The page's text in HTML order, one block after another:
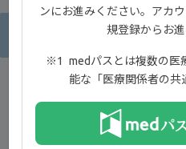
IBD患者と医師の薬剤
とジセレカ® 錠の有用性
ンにお進みください。アカ
規登録からお進
medパスとは複数の医
能な「医療関係者の共